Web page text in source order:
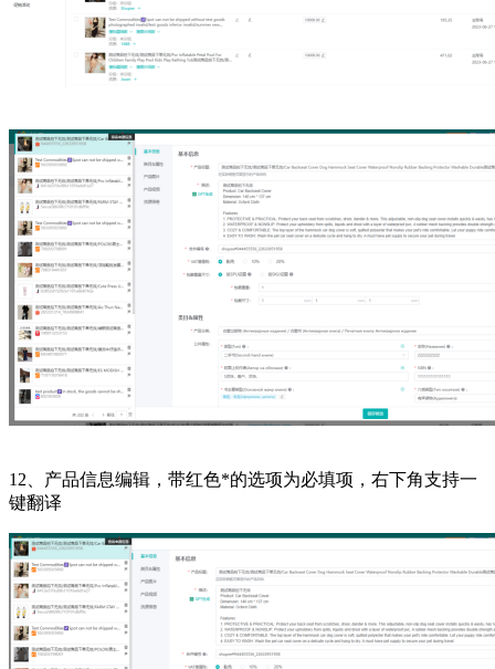
12、产品信息编辑，带红色*的选项为必填项，右下角支持一
键翻译